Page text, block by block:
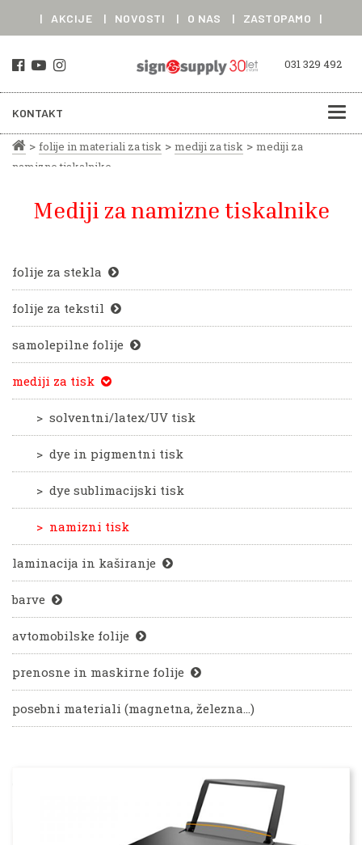
| AKCIJE | NOVOSTI | O NAS | ZASTOPAMO |
031 329 492
KONTAKT
> folije in materiali za tisk > mediji za tisk > mediji za
namizne tiskalnike
Mediji za namizne tiskalnike
folije za stekla
folije za tekstil
samolepilne folije
mediji za tisk
> solventni/latex/UV tisk
> dye in pigmentni tisk
> dye sublimacijski tisk
> namizni tisk
laminacija in kaširanje
barve
avtomobilske folije
prenosne in maskirne folije
posebni materiali (magnetna, železna...)